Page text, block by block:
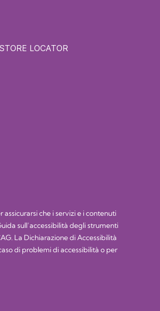
STORE LOCATOR
assicurarsi che i servizi e i contenuti
sull’accessibilità degli strumenti
La Dichiarazione di Accessibilità
di problemi di accessibilità o per